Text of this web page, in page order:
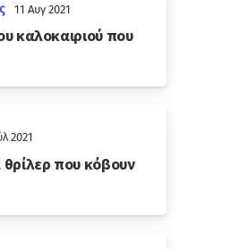
11 Αυγ 2021
καλοκαιριού που
2021
που κόβουν